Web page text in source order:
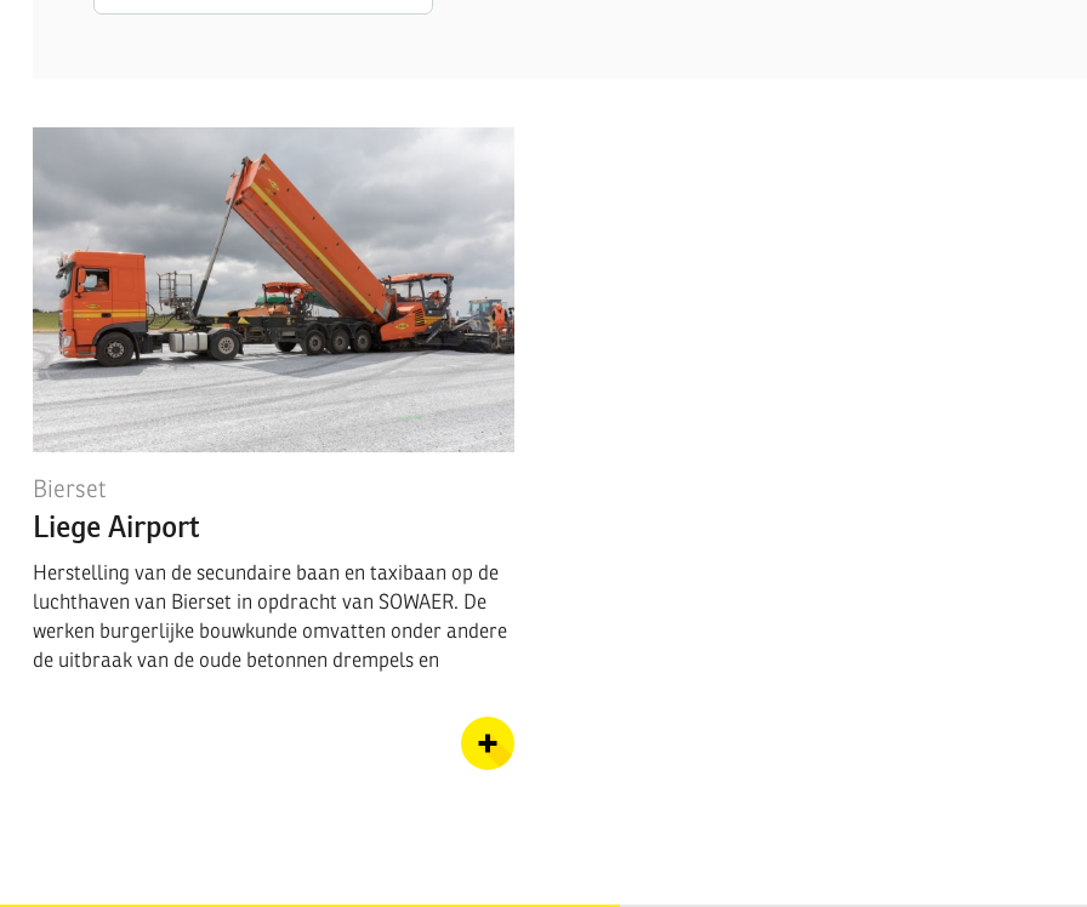
Bierset
Liege Airport
Herstelling van de secundaire baan en taxibaan op de
luchthaven van Bierset in opdracht van SOWAER. De
werken burgerlijke bouwkunde omvatten onder andere
de uitbraak van de oude betonnen drempels en